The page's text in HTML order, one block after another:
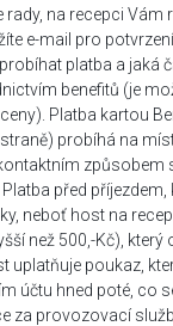
rady, na recepci Vám
e-mail pro
platba a jaká
benefitů (je
Platba kartou
probíhá na
způsobem
před příjezdem,
neboť host na
než 500,-Kč), který
uplatňuje poukaz,
účtu hned poté, co
za provozovací